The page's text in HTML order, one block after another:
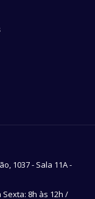
1037 - Sala 11A -
Sexta: 8h às 12h /